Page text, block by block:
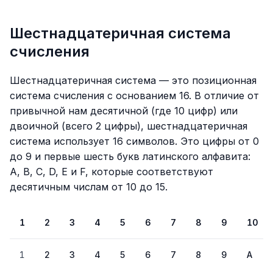
Шестнадцатеричная система
счисления
Шестнадцатеричная система — это позиционная
система счисления с основанием 16. В отличие от
привычной нам десятичной (где 10 цифр) или
двоичной (всего 2 цифры), шестнадцатеричная
система использует 16 символов. Это цифры от 0
до 9 и первые шесть букв латинского алфавита:
A, B, C, D, E и F, которые соответствуют
десятичным числам от 10 до 15.
1 2 3 4 5 6 7 8 9 10
1 2 3 4 5 6 7 8 9 A